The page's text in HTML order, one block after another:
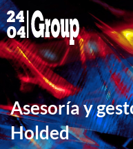
Ir
al
contenido
Asesoría y
Holded